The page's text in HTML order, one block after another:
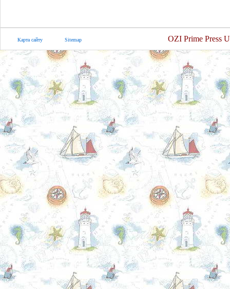
Карта сайту Sitemap OZI Prime Press